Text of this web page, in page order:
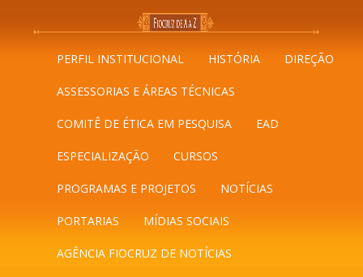
PERFIL INSTITUCIONAL HISTÓRIA DIREÇÃO
ASSESSORIAS E ÁREAS TÉCNICAS
COMITÊ DE ÉTICA EM PESQUISA EAD
ESPECIALIZAÇÃO CURSOS
PROGRAMAS E PROJETOS NOTÍCIAS
PORTARIAS MÍDIAS SOCIAIS
AGÊNCIA FIOCRUZ DE NOTÍCIAS